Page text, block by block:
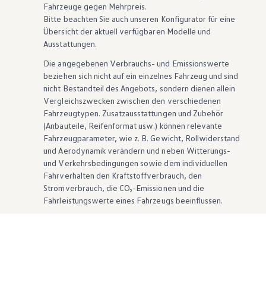
Fahrzeuge gegen Mehrpreis.
Bitte beachten Sie auch unseren Konfigurator für eine
Übersicht der aktuell verfügbaren Modelle und
Ausstattungen.
Die angegebenen Verbrauchs- und Emissionswerte
beziehen sich nicht auf ein einzelnes Fahrzeug und sind
nicht Bestandteil des Angebots, sondern dienen allein
Vergleichszwecken zwischen den verschiedenen
Fahrzeugtypen. Zusatzausstattungen und Zubehör
(Anbauteile, Reifenformat usw.) können relevante
Fahrzeugparameter, wie z. B. Gewicht, Rollwiderstand
und Aerodynamik verändern und neben Witterungs-
und Verkehrsbedingungen sowie dem individuellen
Fahrverhalten den Kraftstoffverbrauch, den
Stromverbrauch, die CO₂-Emissionen und die
Fahrleistungswerte eines Fahrzeugs beeinflussen.